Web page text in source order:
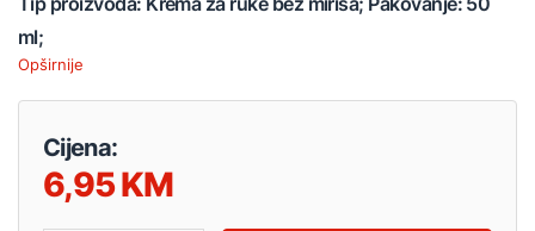
ml;
Opširnije
Cijena:
6,95